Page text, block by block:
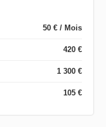
50 € / Mois
420 €
1 300 €
105 €